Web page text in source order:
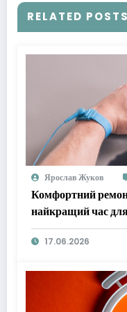
RELATED POSTS
Ярослав Жуков
Комфортний
найкращий час
17.06.2026